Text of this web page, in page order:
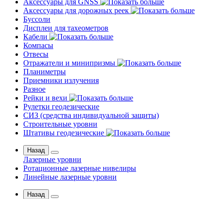
Аксессуары для GNSS
Аксессуары для дорожных реек
Буссоли
Дисплеи для тахеометров
Кабели
Компасы
Отвесы
Отражатели и минипризмы
Планиметры
Приемники излучения
Разное
Рейки и вехи
Рулетки геодезические
СИЗ (средства индивидуальной защиты)
Строительные уровни
Штативы геодезические
Назад
Лазерные уровни
Ротационные лазерные нивелиры
Линейные лазерные уровни
Назад